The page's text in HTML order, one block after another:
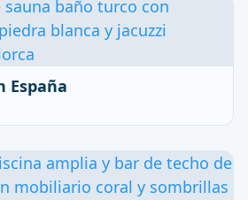
España